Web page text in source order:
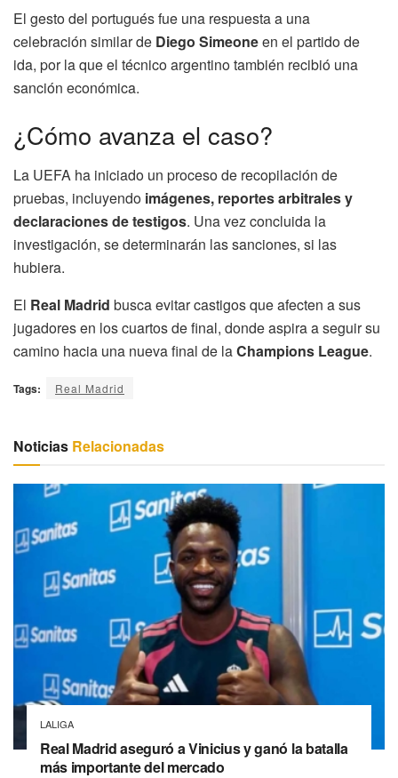
El gesto del portugués fue una respuesta a una
celebración similar de Diego Simeoneen el partido de
ida, por la que el técnico argentino también recibió una
sanción económica.
¿Cómo avanza el caso?
La UEFA ha iniciado un proceso de recopilación de
pruebas, incluyendo imágenes, reportes arbitrales y
declaraciones de testigos. Una vez concluida la
investigación, se determinarán las sanciones, si las
hubiera.
El Real Madrid busca evitar castigos que afecten a sus
jugadores en los cuartos de final, donde aspira a seguir su
camino hacia una nueva final de laChampions League.
Tags: Real Madrid
Noticias Relacionadas
LALIGA
Real Madrid aseguró a Vinicius y ganó la batalla
más importante del mercado